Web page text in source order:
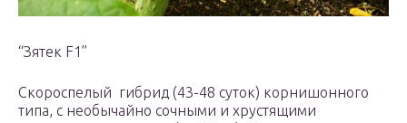
“Зятек F1”
Скороспелый гибрид (43-48 суток) корнишонного
типа, с необычайно сочными и хрустящими